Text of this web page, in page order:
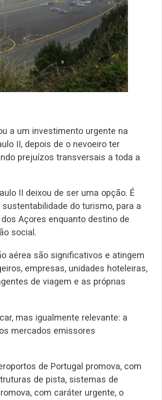
a um investimento urgente na
II, depois de o nevoeiro ter
prejuízos transversais a toda a
II deixou de ser uma opção. É
do turismo, para a
Açores enquanto destino de
social.
aérea são significativos e atingem
empresas, unidades hoteleiras,
de viagem e as próprias
mas igualmente relevante: a
mercados emissores
de Portugal promova, com
de pista, sistemas de
com caráter urgente, o